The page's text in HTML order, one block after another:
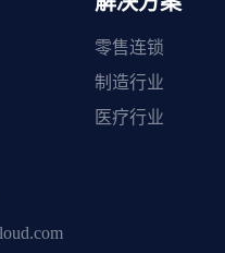
零售连锁
制造行业
医疗行业